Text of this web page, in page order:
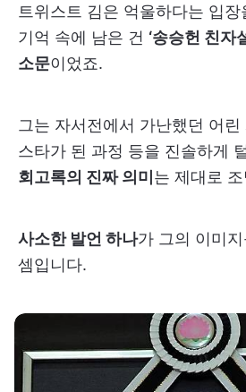
트위스트 김은 억울하다는 입
기억 속에 남은 건 ‘송승헌 친자
소문이었죠.
그는 자서전에서 가난했던 어린
스타가 된 과정 등을 진솔하게
회고록의 진짜 의미는 제대로
사소한 발언 하나가 그의 이미
셈입니다.